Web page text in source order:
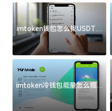
imtoken钱包怎么找USDT地
址？三步搞定不踩坑
imtoken冷钱包能量怎么搞？
过来人告诉你门道